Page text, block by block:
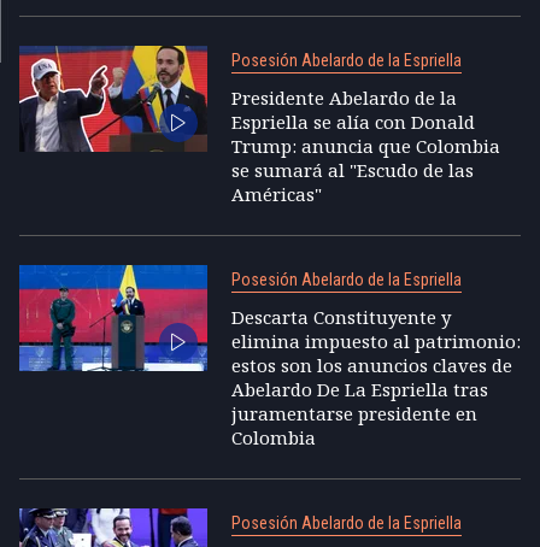
Posesión Abelardo de la Espriella
Presidente Abelardo de la
Espriella se alía con Donald
Trump: anuncia que Colombia
se sumará al "Escudo de las
Américas"
Posesión Abelardo de la Espriella
Descarta Constituyente y
elimina impuesto al patrimonio:
estos son los anuncios claves de
Abelardo De La Espriella tras
juramentarse presidente en
Colombia
Posesión Abelardo de la Espriella